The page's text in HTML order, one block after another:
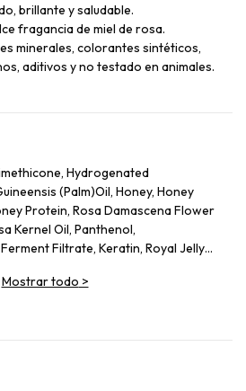
brillante y saludable.
fragancia de miel de rosa.
minerales, colorantes sintéticos,
aditivos y no testado en animales.
Hydrogenated
(Palm)Oil, Honey, Honey
Protein, Rosa Damascena Flower
Kernel Oil, Panthenol,
Filtrate, Keratin, Royal Jelly
Hyaluronate, Ceramide NG,
Alcohol, Water, Fragrance
Mostrar todo >